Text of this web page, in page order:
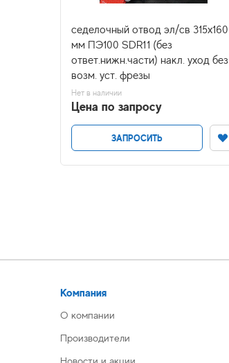
седелочный отвод эл/св 315х160
мм ПЭ100 SDR11 (без
ответ.нижн.части) накл. уход без
возм. уст. фрезы
Нет в наличии
Цена по запросу
ЗАПРОСИТЬ
Компания
О компании
Производители
Новости и акции